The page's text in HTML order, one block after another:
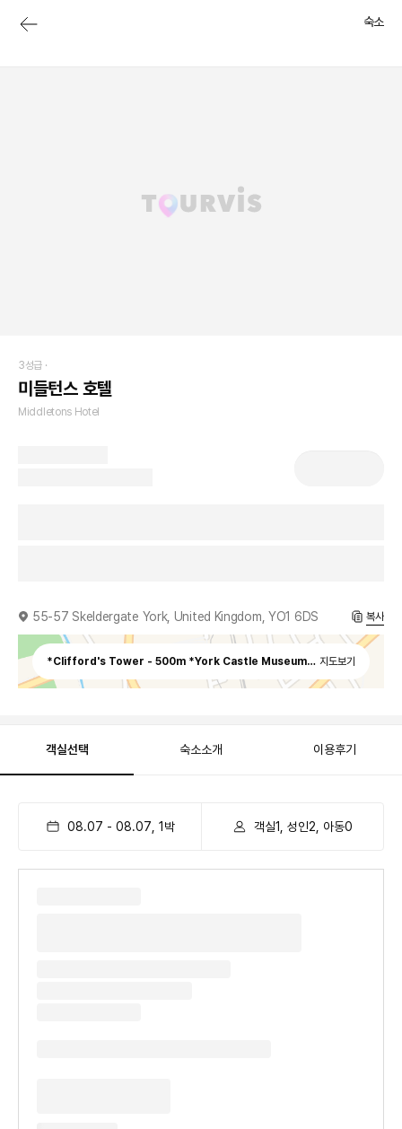
숙소
3성급 ·
미들턴스 호텔
Middletons Hotel
55-57 Skeldergate York, United Kingdom, YO1 6DS 복사
*Clifford's Tower - 500m *York Castle Museum - 600m *The
지도보기
객실선택 숙소소개 이용후기
08.07 - 08.07 1 박 객실1, 성인2, 아동0